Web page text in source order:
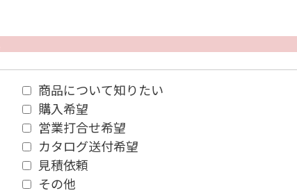
商品について知りたい
購入希望
営業打合せ希望
カタログ送付希望
見積依頼
その他